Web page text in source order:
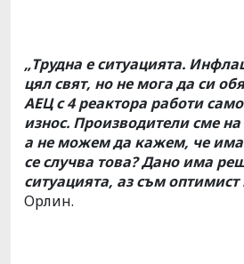
„Трудна е ситуацията.
цял свят, но не мога да си
АЕЦ с 4 реактора работи
износ. Производители сме на
а не можем да кажем, че
се случва това? Дано има
ситуацията, аз съм оптимист
Орлин.